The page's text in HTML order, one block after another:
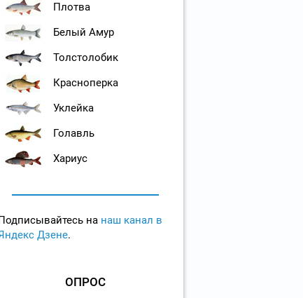
Плотва
Белый Амур
Толстолобик
Красноперка
Уклейка
Голавль
Хариус
на наш канал в
Дзене.
ОПРОС